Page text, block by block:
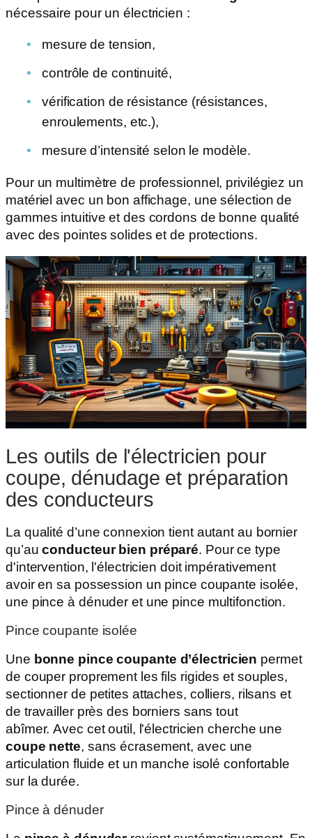
nécessaire pour un électricien :
mesure de tension,
contrôle de continuité,
vérification de résistance (résistances,
enroulements, etc.),
mesure d’intensité selon le modèle.
Pour un multimètre de professionnel, privilégiez un
matériel avec un bon affichage, une sélection de
gammes intuitive et des cordons de bonne qualité
avec des pointes solides et de protections.
Les outils de l'électricien pour
coupe, dénudage et préparation
des conducteurs
La qualité d’une connexion tient autant au bornier
qu’auconducteur bien préparé. Pour ce type
d'intervention, l'électricien doit impérativement
avoir en sa possession un pince coupante isolée,
une pince à dénuder et une pince multifonction.
Pince coupante isolée
Une bonne pince coupante d’électricien permet
de couper proprement les fils rigides et souples,
sectionner de petites attaches, colliers, rilsans et
de travailler près des borniers sans tout
abîmer. Avec cet outil, l'électricien cherche une
coupe nette, sans écrasement, avec une
articulation fluide et un manche isolé confortable
sur la durée.
Pince à dénuder